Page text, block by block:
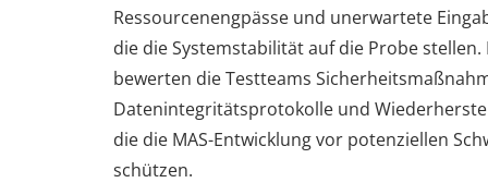
Ressourcenengpässe und unerwartete
die die Systemstabilität auf die Probe
bewerten die Testteams
Datenintegritätsprotokolle und
die die MAS-Entwicklung vor potenziellen
schützen.